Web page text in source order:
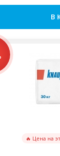
В
🔥 Цена на